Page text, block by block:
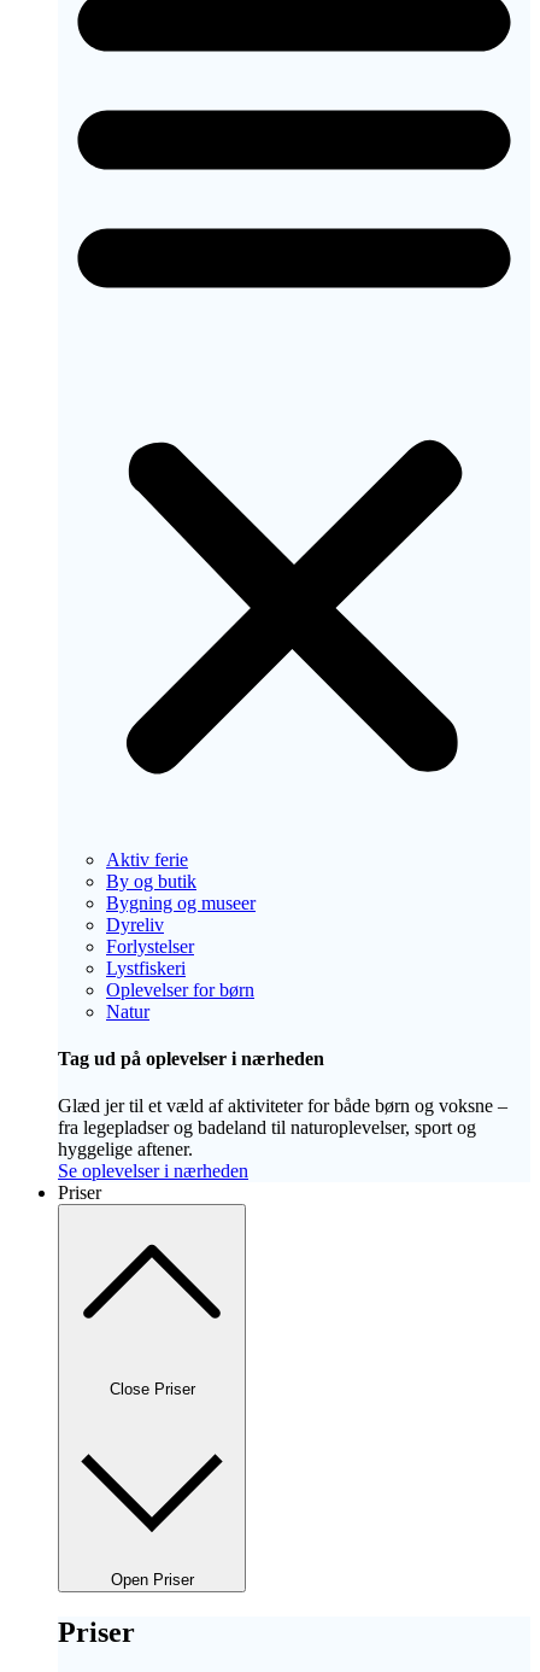
Aktiv ferie
By og butik
Bygning og museer
Dyreliv
Forlystelser
Lystfiskeri
Oplevelser for børn
Natur
Tag ud på oplevelser i nærheden
Glæd jer til et væld af aktiviteter for både børn og voksne –
fra legepladser og badeland til naturoplevelser, sport og
hyggelige aftener.
Se oplevelser i nærheden
Priser
Close Priser
Open Priser
Priser